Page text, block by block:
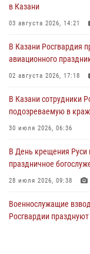
в Казани
03 августа 2026, 14:21
В Казани Росгвардия
авиационного
02 августа 2026, 17:18
В Казани сотрудники
подозреваемую в
30 июля 2026, 06:36
В День крещения Руси
праздничное
28 июля 2026, 09:38
Военнослужащие
Росгвардии